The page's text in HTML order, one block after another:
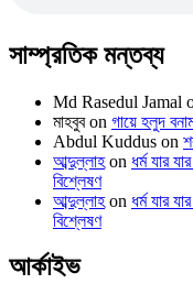
সাম্প্রতিক মন্তব্য
Md Rasedul Jamal
মাহবুবon গায়ে হলুদ
Abdul Kuddus on
আব্দুল্লাহon ধর্ম যার
বিশ্লেষণ
আব্দুল্লাহon ধর্ম যার
বিশ্লেষণ
আর্কাইভ